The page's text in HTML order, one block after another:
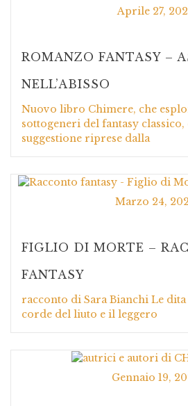
Aprile 27,
ROMANZO FANTASY –
NELL’ABISSO
Nuovo libro Chimere, che
sottogeneri del fantasy classico,
suggestione riprese dalla
Marzo 24,
FIGLIO DI MORTE –
FANTASY
racconto di Sara Bianchi Le
corde del liuto e il leggero
Gennaio 19,